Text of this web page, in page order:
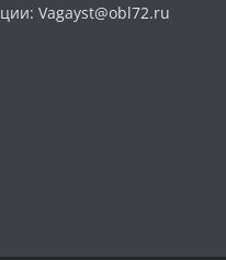
Vagayst@obl72.ru